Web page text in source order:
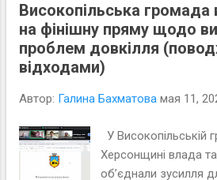
Плану. Громадська
громаді виявила
екологічного
території для
Причорноморського
допомагають в
для екологічного
Високопільська громада
на фінішну пряму щодо
проблем довкілля
відходами)
Автор: Галина Бахматова мая 11,
У Високопільській
Херсонщині влада
об’єднали зусилля